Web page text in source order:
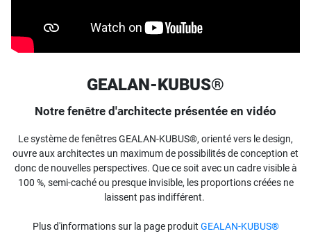
GEALAN-KUBUS®
Notre fenêtre d'architecte présentée en vidéo
Le système de fenêtres GEALAN-KUBUS®, orienté vers le design,
ouvre aux architectes un maximum de possibilités de conception et
donc de nouvelles perspectives. Que ce soit avec un cadre visible à
100 %, semi-caché ou presque invisible, les proportions créées ne
laissent pas indifférent.
Plus d'informations sur la page produit GEALAN-KUBUS®